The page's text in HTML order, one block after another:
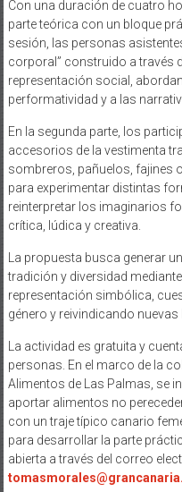
Con una duración de cuatro
parte teórica con un bloque
sesión, las personas
corporal” construido a través
representación social,
performatividad y a las
En la segunda parte, los
accesorios de la vestimenta
sombreros, pañuelos, fajines
para experimentar distintas
reinterpretar los imaginarios
crítica, lúdica y creativa.
La propuesta busca generar
tradición y diversidad
representación simbólica,
género y reivindicando
La actividad es gratuita y
personas. En el marco de la
Alimentos de Las Palmas, se
aportar alimentos no
con un traje típico canario
para desarrollar la parte
abierta a través del correo